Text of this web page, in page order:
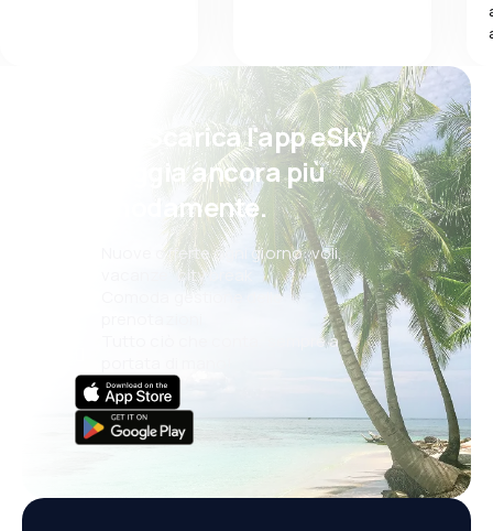
Psst! Scarica l'app eSky
e viaggia ancora più
comodamente.
Nuove offerte ogni giorno: voli,
vacanze, city break
Comoda gestione delle
Tutto ciò che conta, sempre a